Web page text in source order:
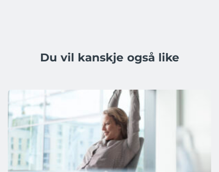
Du vil kanskje også like